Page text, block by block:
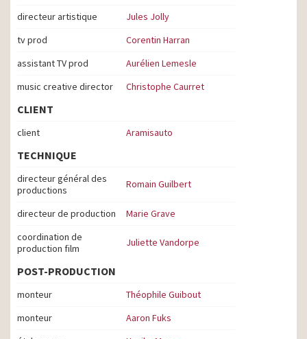
directeur artistique
Jules Jolly
tv prod
Corentin Harran
assistant TV prod
Aurélien Lemesle
music creative director
Christophe Caurret
CLIENT
client Aramisauto
TECHNIQUE
directeur général des
productions
Romain Guilbert
directeur de production
Marie Grave
coordination de
production film
Juliette Vandorpe
POST-PRODUCTION
monteur
Théophile Guibout
monteur
Aaron Fuks